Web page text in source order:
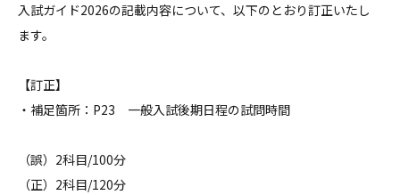
入試ガイド2026の記載内容について、以下のとおり訂正いたし
ます。
【訂正】
・補足箇所：P23 一般入試後期日程の試問時間
（誤）2科目/100分
（正）2科目/120分